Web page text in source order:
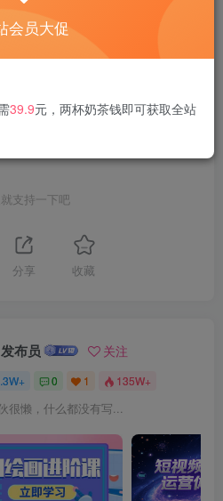
就支持一下吧
分享 收藏
布员 关注
0 1 135W+
很懒，什么都没有写...
会员大促
39.9元，两杯奶茶钱即可获取全站